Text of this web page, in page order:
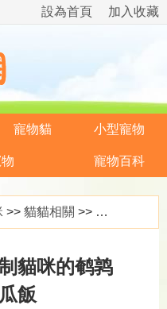
加入收藏
設為首頁
寵物貓 小型寵物
寵物百科
>> 貓貓相關 >> 【美食攻略】自制貓咪的鹌鹑海魚木瓜飯
貓咪的鹌鹑
飯